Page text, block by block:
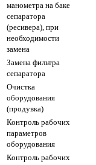
манометра на баке
сепаратора
(ресивера), при
необходимости
замена
Замена фильтра
сепаратора
Очистка
оборудования
(продувка)
Контроль рабочих
параметров
оборудования
Контроль рабочих